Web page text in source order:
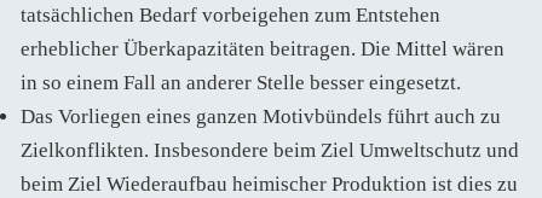
tatsächlichen Bedarf vorbeigehen zum Entstehen
erheblicher Überkapazitäten beitragen. Die Mittel wären
in so einem Fall an anderer Stelle besser eingesetzt.
Das Vorliegen eines ganzen Motivbündels führt auch zu
Zielkonflikten. Insbesondere beim Ziel Umweltschutz und
beim Ziel Wiederaufbau heimischer Produktion ist dies zu